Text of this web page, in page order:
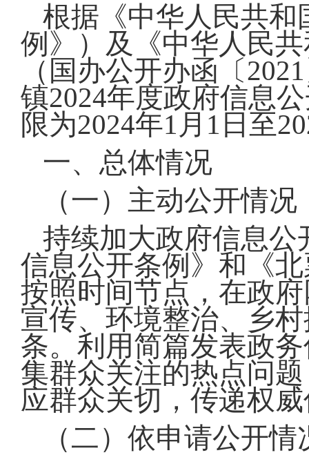
根据《中华人民共
例》）及《中华人民
（国办公开办函〔
镇2024年度政府信息
限为2024年1月1日至
一、总体情况
（一）主动公开情况
持续加大政府信息
信息公开条例》和《
按照时间节点，在政
宣传、环境整治、乡
条。利用简篇发表政
集群众关注的热点问
应群众关切，传递权
（二）依申请公开情